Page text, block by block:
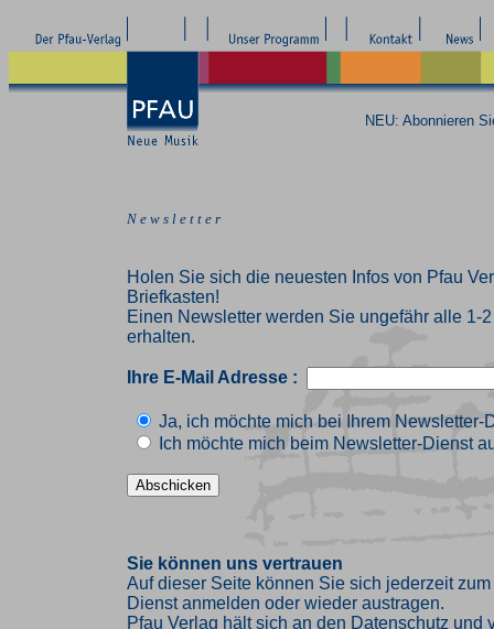
NEU: Abonnieren
N e w s l e t t e r
Holen Sie sich die neuesten Infos von Pfau
Briefkasten!
Einen Newsletter werden Sie ungefähr alle 1-
erhalten.
Ihre E-Mail Adresse :
Ja, ich möchte mich bei Ihrem Newsletter-
Ich möchte mich beim Newsletter-Dienst
Sie können uns vertrauen
Auf dieser Seite können Sie sich jederzeit
Dienst anmelden oder wieder austragen.
Pfau Verlag hält sich an den Datenschutz und